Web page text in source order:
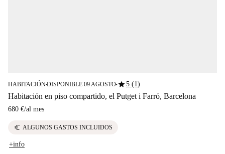
HABITACIÓN■DISPONIBLE 09 AGOSTO■star5 (1)
Habitación en piso compartido, el Putget i Farró, Barcelona
680 €/al mes
euro ALGUNOS GASTOS INCLUIDOS
+info